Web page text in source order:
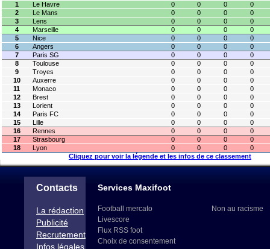
1
Le Havre 0 0 0
0
2
Le Mans 0 0 0
0
3
Lens 0 0 0
0
4
Marseille 0 0 0
0
5
Nice 0 0 0
0
6
Angers 0 0 0
0
7
Paris SG 0 0 0
0
8
Toulouse 0 0 0
0
9
Troyes 0 0 0
0
10
Auxerre 0 0 0
0
11
Monaco 0 0 0
0
12
Brest 0 0 0
0
13
Lorient 0 0 0
0
14
Paris FC 0 0 0
0
15
Lille 0 0 0
0
16
Rennes 0 0 0
0
17
Strasbourg 0 0 0
0
18
Lyon 0 0 0
0
Cliquez pour voir la légende et les infos de ce classement
Contacts
La rédaction
Publicité
Recrutement
Infos légales
Services Maxifoot
Football mercato
Livescore
Flux RSS foot
Choix de consentement
Non au racisme